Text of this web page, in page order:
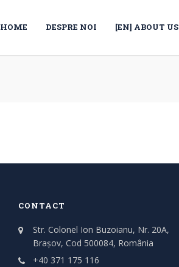
HOME DESPRE NOI [EN] ABOUT US
CONTACT
Str. Colonel Ion Buzoianu, Nr. 20A,
Brașov, Cod 500084, România
+40 371 175 116